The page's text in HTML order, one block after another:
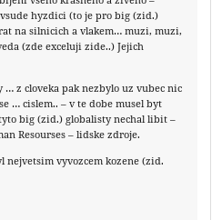
hyzdici (to je pro big (zid.)
na silnicich a vlakem… muzi, muzi,
(zde exceluji zide..) Jejich
z cloveka pak nezbylo uz vubec nic
… cislem.. – v te dobe musel byt
big (zid.) globalisty nechal libit –
Resourses – lidske zdroje.
vyvozcem kozene (zid.